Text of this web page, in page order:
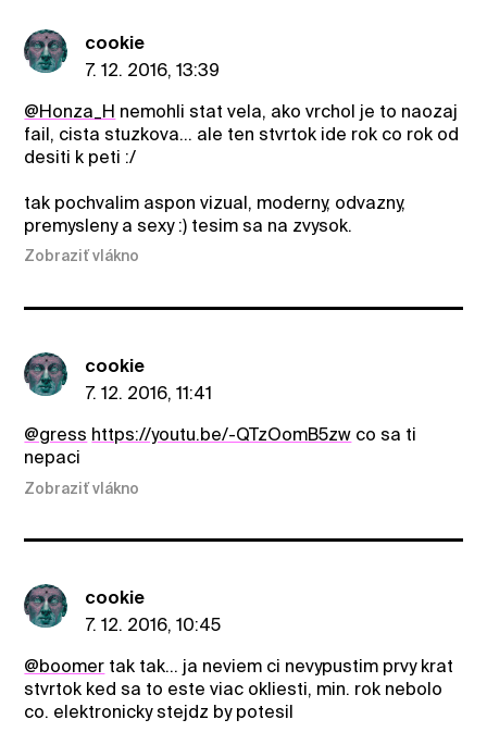
cookie
7. 12. 2016, 13:39
@Honza_H nemohli stat vela, ako vrchol je to naozaj
fail, cista stuzkova... ale ten stvrtok ide rok co rok od
desiti k peti :/
tak pochvalim aspon vizual, moderny, odvazny,
premysleny a sexy :) tesim sa na zvysok.
Zobraziť vlákno
cookie
7. 12. 2016, 11:41
@gress https://youtu.be/-QTzOomB5zw co sa ti
nepaci
Zobraziť vlákno
cookie
7. 12. 2016, 10:45
@boomer tak tak... ja neviem ci nevypustim prvy krat
stvrtok ked sa to este viac okliesti, min. rok nebolo
co. elektronicky stejdz by potesil